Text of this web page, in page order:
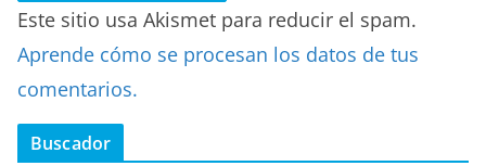
Este sitio usa Akismet para reducir el spam.
Aprende cómo se procesan los datos de tus
comentarios.
Buscador